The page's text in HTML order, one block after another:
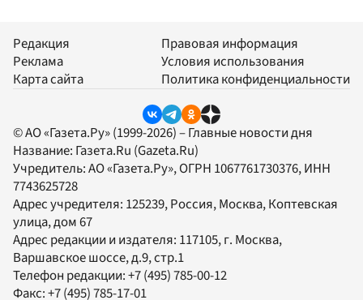
Редакция
Реклама
Карта сайта
Правовая информация
Условия использования
Политика конфиденциальности
© АО «Газета.Ру» (1999-2026) – Главные новости дня
Название: Газета.Ru (Gazeta.Ru)
Учредитель:АО «Газета.Ру», ОГРН 1067761730376, ИНН
7743625728
Адрес учредителя: 125239, Россия, Москва, Коптевская
улица, дом 67
Адрес редакции и издателя: 117105, г. Москва,
Варшавское шоссе, д.9, стр.1
Телефон редакции:+7 (495) 785-00-12
Факс:+7 (495) 785-17-01